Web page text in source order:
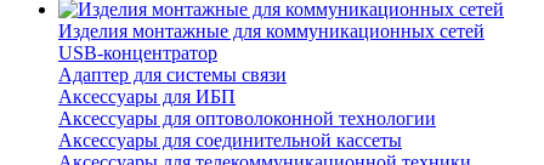
Изделия монтажные для коммуникационных сетей
USB-концентратор
Адаптер для системы связи
Аксессуары для ИБП
Аксессуары для оптоволоконной технологии
Аксессуары для соединительной кассеты